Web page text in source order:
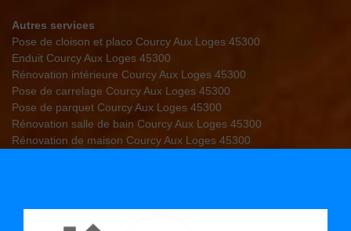
Autres services
Pose de cloison et placo Courcy Aux Loges 45300
Enduit Courcy Aux Loges 45300
Rénovation intérieure Courcy Aux Loges 45300
Pose de carrelage Courcy Aux Loges 45300
Pose de parquet Courcy Aux Loges 45300
Rénovation salle de bain Courcy Aux Loges 45300
Rénovation de maison Courcy Aux Loges 45300